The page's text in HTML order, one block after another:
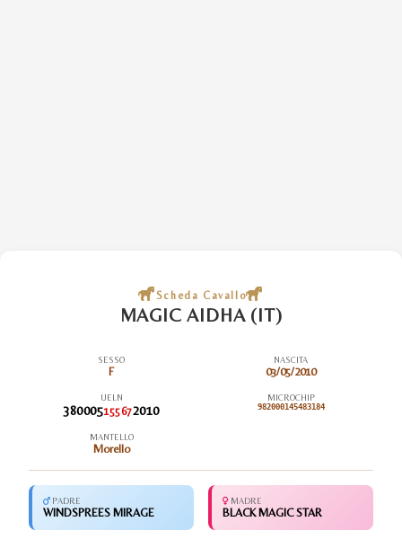
Scheda Cavallo
MAGIC AIDHA (IT)
SESSO
F
NASCITA
03/05/2010
UELN
380005155672010
MICROCHIP
982000145483184
MANTELLO
Morello
PADRE
WINDSPREES MIRAGE
MADRE
BLACK MAGIC STAR